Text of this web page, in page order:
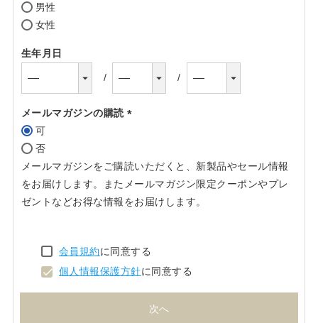
男性
女性
生年月日
メールマガジンの購読
可
否
メールマガジンをご購読いただくと、新製品やセール情報
をお届けします。またメールマガジン限定クーポンやプレ
ゼントなどお得な情報をお届けします。
会員規約に同意する
個人情報保護方針に同意する
次へ